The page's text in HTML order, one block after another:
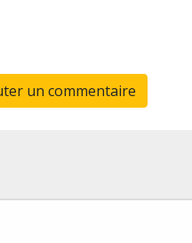
un commentaire